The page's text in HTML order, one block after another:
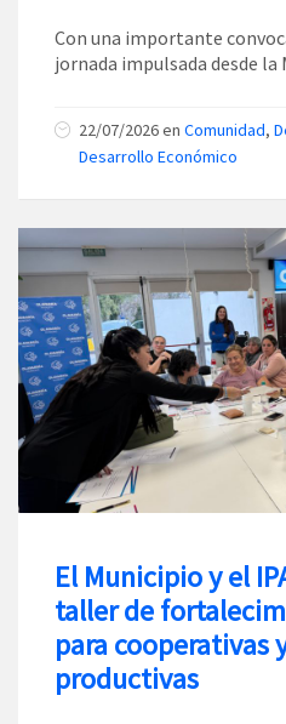
Con una importante
jornada impulsada desde la
22/07/2026en Comunidad,
Desarrollo Económico
El Municipio y el
taller de
para cooperativas
productivas